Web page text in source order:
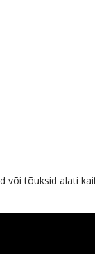
või tõuksid alati